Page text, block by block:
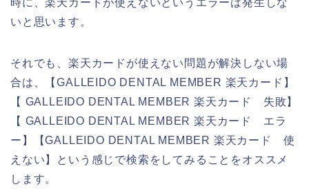
いと思います。
それでも、楽天カードが使えない問題が解決しない場
合は、【GALLEIDO DENTAL MEMBER 楽天カード】
【 GALLEIDO DENTAL MEMBER 楽天カード 失敗】
【 GALLEIDO DENTAL MEMBER 楽天カード エラ
ー】【GALLEIDO DENTAL MEMBER 楽天カード 使
えない】という感じで検索をしてみることをオススメ
します。